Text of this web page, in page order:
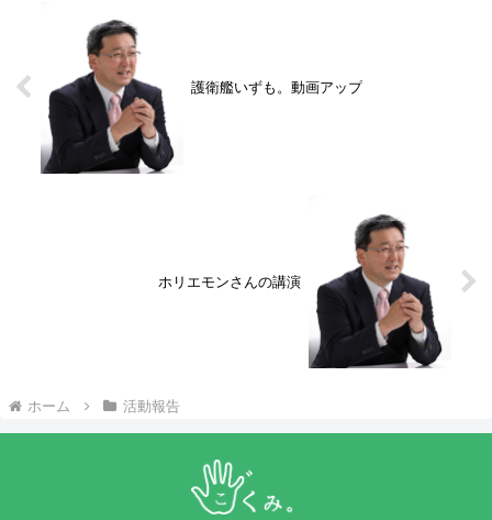
護衛艦いずも。動画アップ
ホリエモンさんの講演
ホーム 活動報告